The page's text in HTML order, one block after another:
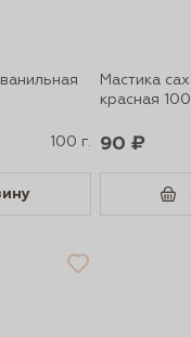
100 г.
Мастика
красная
90 ₽